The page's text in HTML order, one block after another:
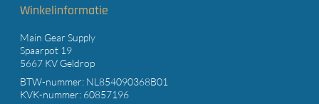
Winkelinformatie
Main Gear Supply
Spaarpot 19
5667 KV Geldrop
BTW-nummer: NL854090368B01
KVK-nummer: 60857196